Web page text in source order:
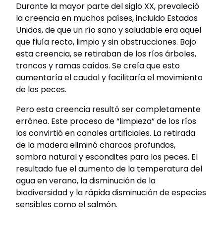
Durante la mayor parte del siglo XX, prevaleció
la creencia en muchos países, incluido Estados
Unidos, de que un río sano y saludable era aquel
que fluía recto, limpio y sin obstrucciones. Bajo
esta creencia, se retiraban de los ríos árboles,
troncos y ramas caídos. Se creía que esto
aumentaría el caudal y facilitaría el movimiento
de los peces.
Pero esta creencia resultó ser completamente
errónea. Este proceso de “limpieza” de los ríos
los convirtió en canales artificiales. La retirada
de la madera eliminó charcos profundos,
sombra natural y escondites para los peces. El
resultado fue el aumento de la temperatura del
agua en verano, la disminución de la
biodiversidad y la rápida disminución de especies
sensibles como el salmón.